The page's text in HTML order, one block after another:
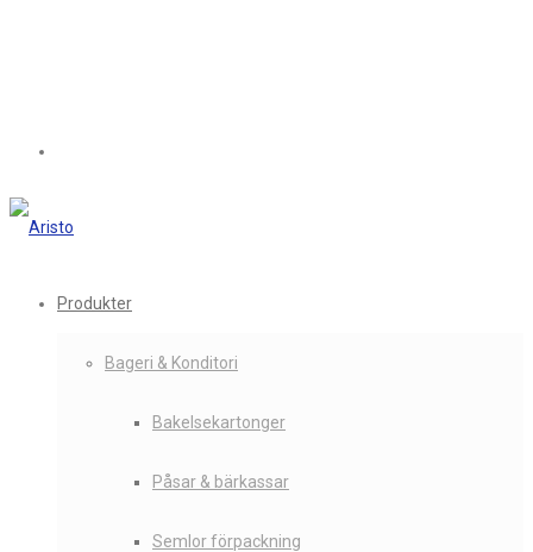
Produkter
Bageri & Konditori
Bakelsekartonger
Påsar & bärkassar
Semlor förpackning